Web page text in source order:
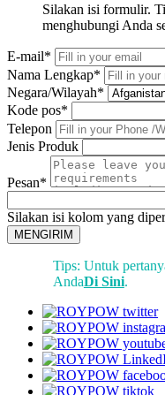
Silakan isi formulir.
menghubungi Anda
E-mail*
Nama Lengkap*
Negara/Wilayah*
Kode pos*
Telepon
Jenis Produk
Pesan*
Silakan isi kolom yang
MENGIRIM
Tips: Untuk
AndaDi Sini.